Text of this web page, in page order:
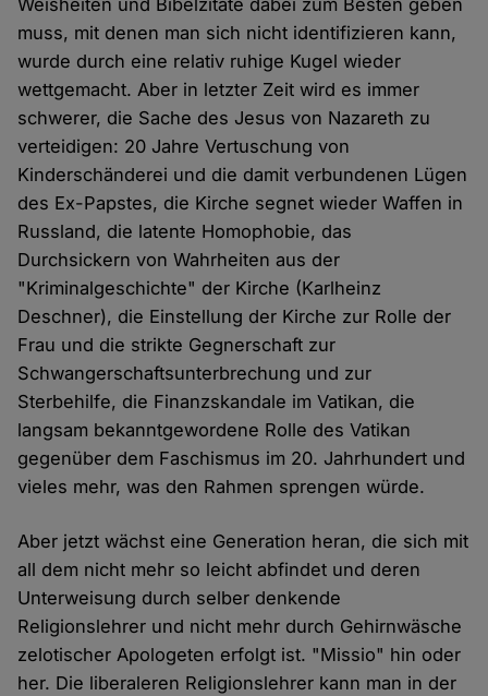
Weisheiten und Bibelzitate dabei zum Besten geben
muss, mit denen man sich nicht identifizieren kann,
wurde durch eine relativ ruhige Kugel wieder
wettgemacht. Aber in letzter Zeit wird es immer
schwerer, die Sache des Jesus von Nazareth zu
verteidigen: 20 Jahre Vertuschung von
Kinderschänderei und die damit verbundenen Lügen
des Ex-Papstes, die Kirche segnet wieder Waffen in
Russland, die latente Homophobie, das
Durchsickern von Wahrheiten aus der
"Kriminalgeschichte" der Kirche (Karlheinz
Deschner), die Einstellung der Kirche zur Rolle der
Frau und die strikte Gegnerschaft zur
Schwangerschaftsunterbrechung und zur
Sterbehilfe, die Finanzskandale im Vatikan, die
langsam bekanntgewordene Rolle des Vatikan
gegenüber dem Faschismus im 20. Jahrhundert und
vieles mehr, was den Rahmen sprengen würde.
Aber jetzt wächst eine Generation heran, die sich mit
all dem nicht mehr so leicht abfindet und deren
Unterweisung durch selber denkende
Religionslehrer und nicht mehr durch Gehirnwäsche
zelotischer Apologeten erfolgt ist. "Missio" hin oder
her. Die liberaleren Religionslehrer kann man in der